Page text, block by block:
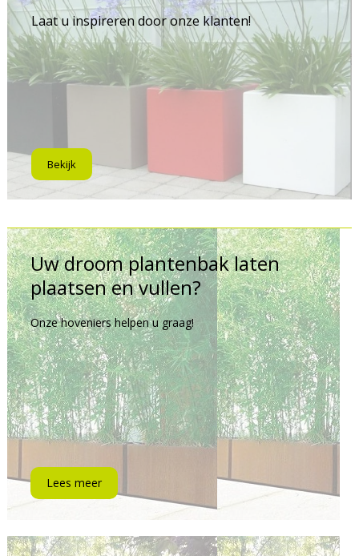
Laat u inspireren door onze klanten!
Bekijk
Uw droom plantenbak laten
plaatsen en vullen?
Onze hoveniers helpen u graag!
Lees meer